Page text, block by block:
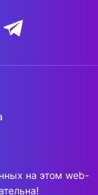
на этом web-